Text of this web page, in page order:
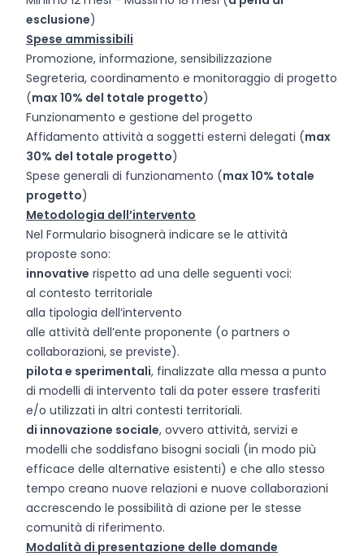
esclusione)
Spese ammissibili
Promozione, informazione, sensibilizzazione
Segreteria, coordinamento e monitoraggio di progetto
(max 10% del totale progetto)
Funzionamento e gestione del progetto
Affidamento attività a soggetti esterni delegati (max
30% del totale progetto)
Spese generali di funzionamento (max 10% totale
progetto)
Metodologia dell’intervento
Nel Formulario bisognerà indicare se le attività
proposte sono:
innovative rispetto ad una delle seguenti voci:
al contesto territoriale
alla tipologia dell’intervento
alle attività dell’ente proponente (o partners o
collaborazioni, se previste).
pilota e sperimentali, finalizzate alla messa a punto
di modelli di intervento tali da poter essere trasferiti
e/o utilizzati in altri contesti territoriali.
di innovazione sociale, ovvero attività, servizi e
modelli che soddisfano bisogni sociali (in modo più
efficace delle alternative esistenti) e che allo stesso
tempo creano nuove relazioni e nuove collaborazioni
accrescendo le possibilità di azione per le stesse
comunità di riferimento.
Modalità di presentazione delle domande